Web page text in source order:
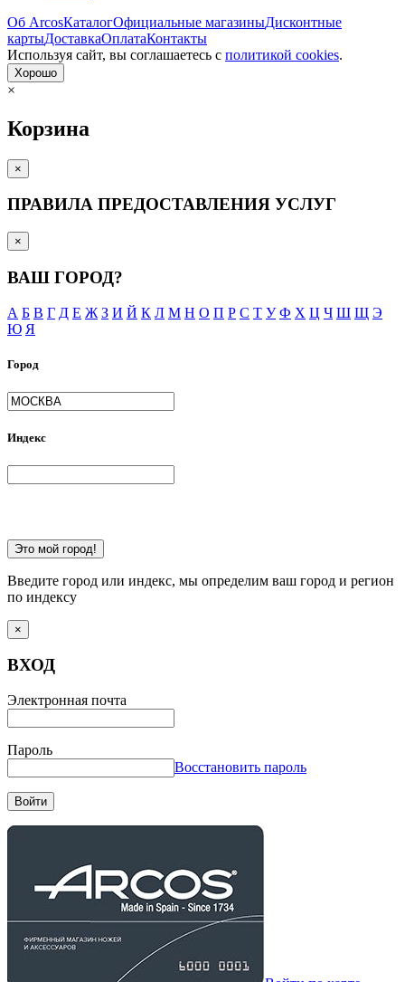
Об ArcosКаталогОфициальные магазиныДисконтные
картыДоставкаОплатаКонтакты
Используя сайт, вы согла­шаетесь с политикой cookies.
Хорошо
×
Корзина
×
ПРАВИЛА ПРЕДОСТАВЛЕНИЯ УСЛУГ
×
ВАШ ГОРОД?
А Б В Г Д Е Ж З И Й К Л М Н О П Р С Т У Ф Х Ц Ч Ш Щ Э
Ю Я
Город
Индекс
Это мой город!
Введите город или индекс, мы определим ваш город и регион
по индексу
×
ВХОД
Электронная почта
Пароль
Восстановить пароль
Войти